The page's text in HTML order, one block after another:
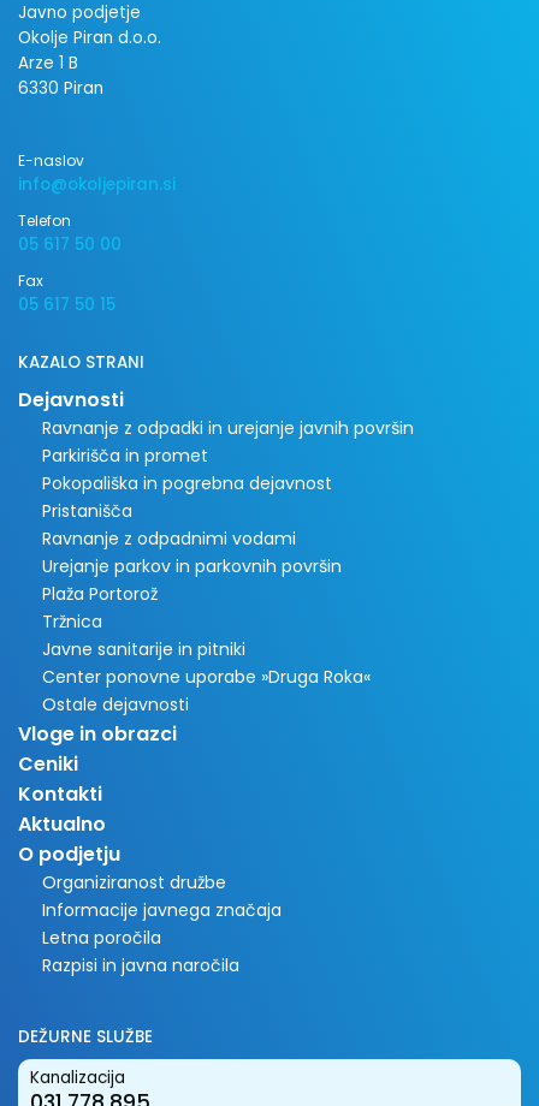
Javno podjetje
Okolje Piran d.o.o.
Arze 1 B
6330 Piran
E-naslov
info@okoljepiran.si
Telefon
05 617 50 00
Fax
05 617 50 15
KAZALO STRANI
Dejavnosti
Ravnanje z odpadki in urejanje javnih površin
Parkirišča in promet
Pokopališka in pogrebna dejavnost
Pristanišča
Ravnanje z odpadnimi vodami
Urejanje parkov in parkovnih površin
Plaža Portorož
Tržnica
Javne sanitarije in pitniki
Center ponovne uporabe »Druga Roka«
Ostale dejavnosti
Vloge in obrazci
Ceniki
Kontakti
Aktualno
O podjetju
Organiziranost družbe
Informacije javnega značaja
Letna poročila
Razpisi in javna naročila
DEŽURNE SLUŽBE
Kanalizacija